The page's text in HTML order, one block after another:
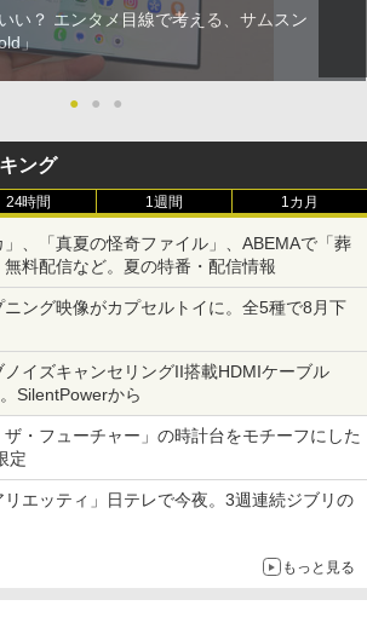
い？ エンタメ目線で考える、サムスン
」
● ● ●
ング
24時間 1週間 1カ月
、「真夏の怪奇ファイル」、ABEMAで「葬
料配信など。夏の特番・配信情報
ング映像がカプセルトイに。全5種で8月下
イズキャンセリングII搭載HDMIケーブル
SilentPowerから
ザ・フューチャー」の時計台をモチーフにした
定
リエッティ」日テレで今夜。3週連続ジブリの
もっと見る